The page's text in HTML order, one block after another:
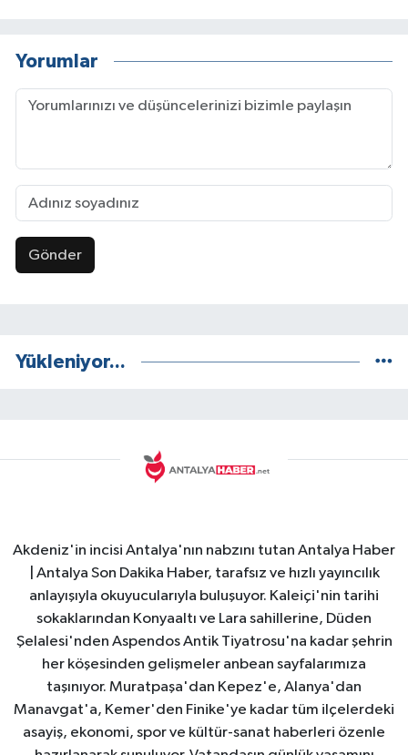
Yorumlar
Gönder
Yükleniyor...
Akdeniz'in incisi Antalya'nın nabzını tutan Antalya Haber
| Antalya Son Dakika Haber, tarafsız ve hızlı yayıncılık
anlayışıyla okuyucularıyla buluşuyor. Kaleiçi'nin tarihi
sokaklarından Konyaaltı ve Lara sahillerine, Düden
Şelalesi'nden Aspendos Antik Tiyatrosu'na kadar şehrin
her köşesinden gelişmeler anbean sayfalarımıza
taşınıyor. Muratpaşa'dan Kepez'e, Alanya'dan
Manavgat'a, Kemer'den Finike'ye kadar tüm ilçelerdeki
asayiş, ekonomi, spor ve kültür-sanat haberleri özenle